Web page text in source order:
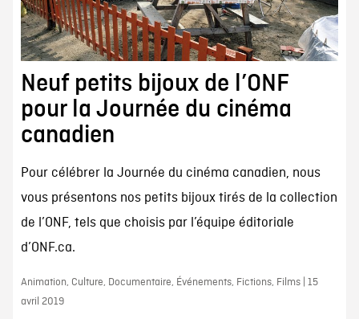
Neuf petits bijoux de l’ONF
pour la Journée du cinéma
canadien
Pour célébrer la Journée du cinéma canadien, nous
vous présentons nos petits bijoux tirés de la collection
de l’ONF, tels que choisis par l’équipe éditoriale
d’ONF.ca.
Animation, Culture, Documentaire, Événements, Fictions, Films | 15
avril 2019